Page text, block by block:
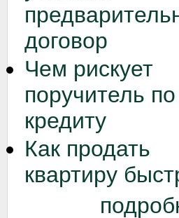
договор
Чем рискует
поручитель по
кредиту
Как продать
квартиру